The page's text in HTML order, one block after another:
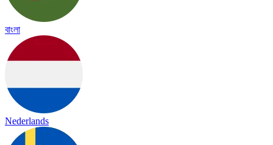
বাংলা
Nederlands